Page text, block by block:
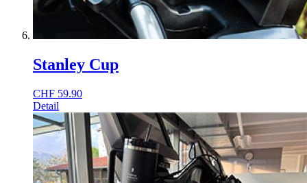
Stanley Cup
CHF 59.90
Detail